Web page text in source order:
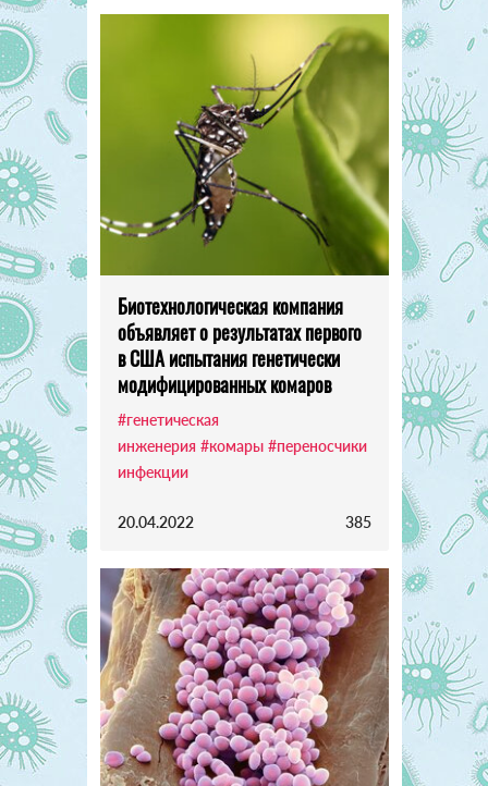
Биотехнологическая компания
объявляет о результатах первого
в США испытания генетически
модифицированных комаров
#генетическая
инженерия #комары #переносчики
инфекции
20.04.2022 385